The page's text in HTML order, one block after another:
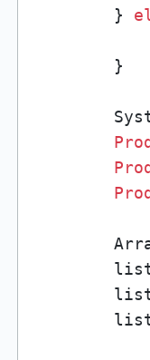
        }
        }